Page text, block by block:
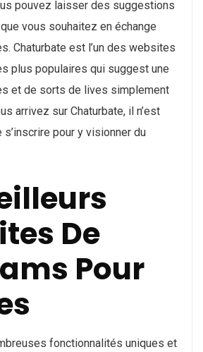
pouvez laisser des suggestions
vous souhaitez en échange
Chaturbate est l’un des websites
plus populaires qui suggest une
et de sorts de lives simplement
arrivez sur Chaturbate, il n’est
pour y visionner du
De
Pour
fonctionnalités uniques et